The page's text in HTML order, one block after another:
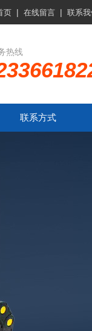
页 | 在线留言 | 联系
热线
联系方式